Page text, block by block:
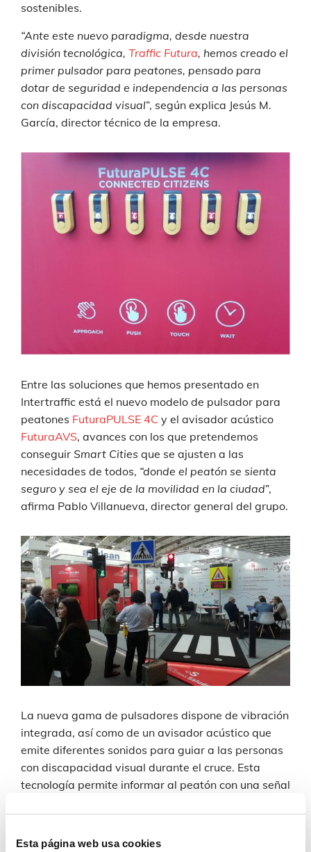
Esta página web usa cookies
sostenibles.
“Ante este nuevo paradigma, desde nuestra
división tecnológica, Traffic Futura, hemos creado el
primer pulsador para peatones, pensado para
dotar de seguridad e independencia a las personas
con discapacidad visual”, según explica Jesús M.
García, director técnico de la empresa.
Entre las soluciones que hemos presentado en
Intertraffic está el nuevo modelo de pulsador para
peatones FuturaPULSE 4C y el avisador acústico
FuturaAVS, avances con los que pretendemos
conseguir Smart Cities que se ajusten a las
necesidades de todos, “donde el peatón se sienta
seguro y sea el eje de la movilidad en la ciudad”,
afirma Pablo Villanueva, director general del grupo.
La nueva gama de pulsadores dispone de vibración
integrada, así como de un avisador acústico que
emite diferentes sonidos para guiar a las personas
con discapacidad visual durante el cruce. Esta
tecnología permite informar al peatón con una señal
paso de peatones.
Todo ello, responde a nuestra filosofía de trabajo